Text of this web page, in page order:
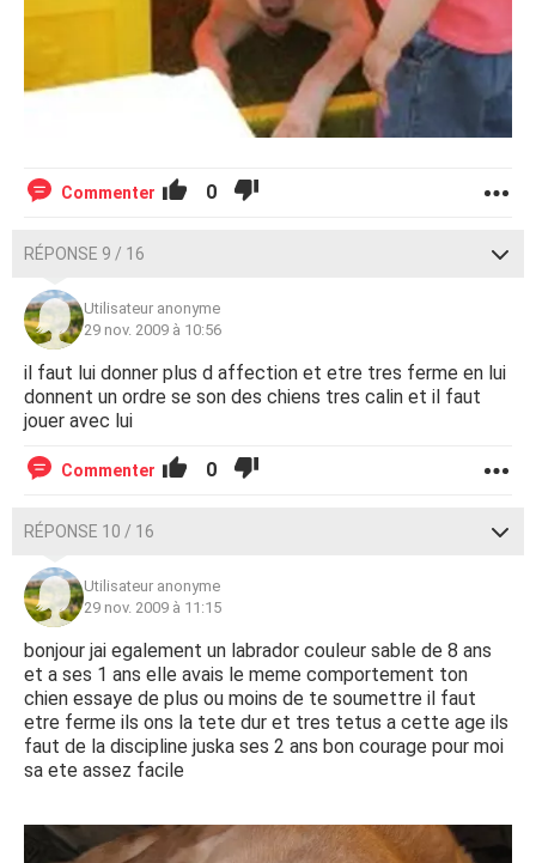
Commenter 0
RÉPONSE 9 / 16
Utilisateur anonyme
29 nov. 2009 à 10:56
il faut lui donner plus d affection et etre tres ferme en lui
donnent un ordre se son des chiens tres calin et il faut
jouer avec lui
Commenter 0
RÉPONSE 10 / 16
Utilisateur anonyme
29 nov. 2009 à 11:15
bonjour jai egalement un labrador couleur sable de 8 ans
et a ses 1 ans elle avais le meme comportement ton
chien essaye de plus ou moins de te soumettre il faut
etre ferme ils ons la tete dur et tres tetus a cette age ils
faut de la discipline juska ses 2 ans bon courage pour moi
sa ete assez facile